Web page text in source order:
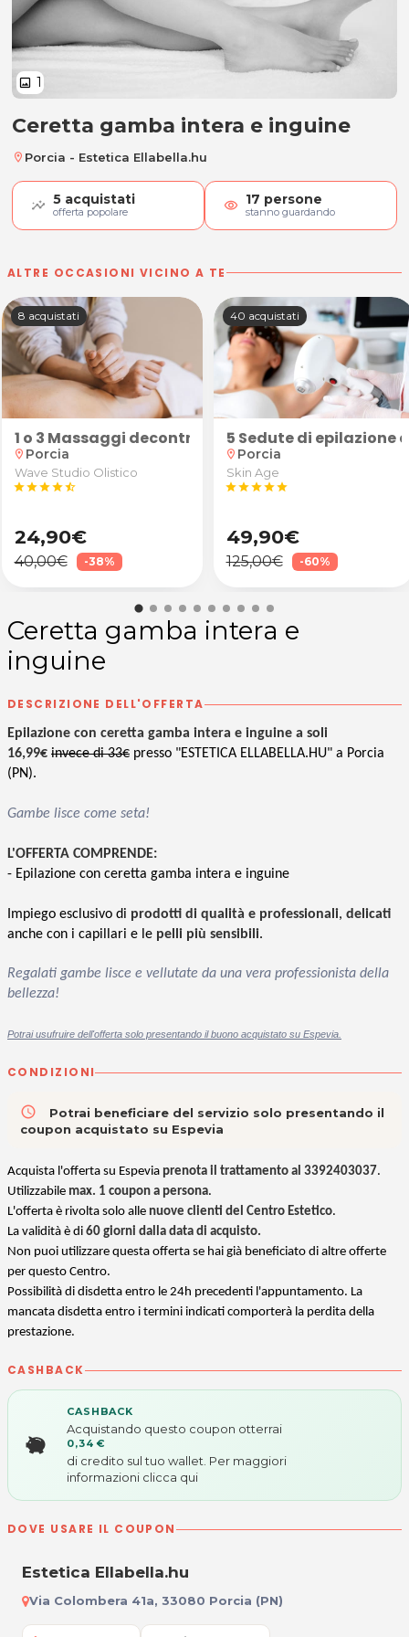
image 1
Ceretta gamba intera e inguine
Ceretta gamba intera e inguine
location_on Porcia - Estetica Ellabella.hu
5 acquistati
offerta popolare visibility 17 persone
stanno guardando
ALTRE OCCASIONI VICINO A TE
del Dott. Tommaso Cadamuro
caldo a scelta tra relax 60' oppure rigenerante
8 acquistati
1 o 3 Massaggi decontratturanti localizzati
location_on Porcia
Wave Studio Olistico
starstarstarstarstar_half
24,90€
40,00€ -38%
40 acquistati
5 Sedute di epilazione
location_on Porcia
Skin Age
starstarstarstarstar
49,90€
125,00€ -60%
Ceretta gamba intera e
inguine
DESCRIZIONE DELL'OFFERTA
Epilazione con ceretta gamba intera e inguine a soli
16,99€ invece di 33€ presso "ESTETICA ELLABELLA.HU" a Porcia
(PN).
Gambe lisce come seta!
L'OFFERTA COMPRENDE:
- Epilazione con ceretta gamba intera e inguine
Impiego esclusivo di prodotti di qualità e professionali, delicati
anche con i capillari e le pelli più sensibili.
Regalati gambe lisce e vellutate da una vera professionista della
bellezza!
Potrai usufruire dell'offerta solo presentando il buono acquistato su Espevia.
CONDIZIONI
access_time
Potrai beneficiare del servizio solo presentando il
coupon acquistato su Espevia
Acquista l'offerta su Espevia prenota il trattamento al 3392403037.
Utilizzabile max. 1 coupon a persona.
L'offerta è rivolta solo alle nuove clienti del Centro Estetico.
La validità è di 60 giorni dalla data di acquisto.
Non puoi utilizzare questa offerta se hai già beneficiato di altre offerte
per questo Centro.
Possibilità di disdetta entro le 24h precedenti l'appuntamento. La
mancata disdetta entro i termini indicati comporterà la perdita della
prestazione.
CASHBACK
CASHBACK
Acquistando questo coupon otterrai
0,34 €
di credito sul tuo wallet. Per maggiori
informazioni clicca qui
DOVE USARE IL COUPON
Estetica Ellabella.hu
Via Colombera 41a, 33080 Porcia (PN)